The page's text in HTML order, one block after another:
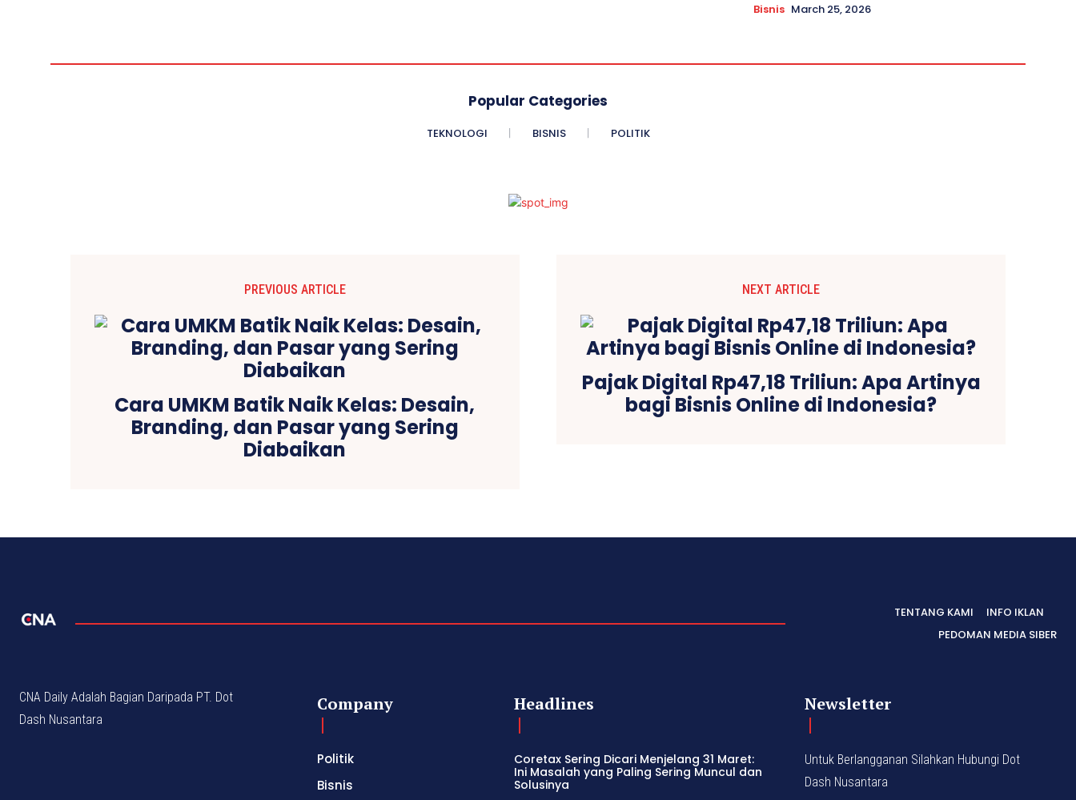
Bisnis March 25, 2026
Popular Categories
TEKNOLOGI BISNIS POLITIK
PREVIOUS ARTICLE
Cara UMKM Batik Naik Kelas: Desain,
Branding, dan Pasar yang Sering
Diabaikan
NEXT ARTICLE
Pajak Digital Rp47,18 Triliun: Apa Artinya
bagi Bisnis Online di Indonesia?
TENTANG KAMI
INFO IKLAN
PEDOMAN MEDIA SIBER
CNA Daily Adalah Bagian Daripada PT. Dot
Dash Nusantara
Company
Politik
Bisnis
Headlines
Coretax Sering Dicari Menjelang 31 Maret:
Ini Masalah yang Paling Sering Muncul dan
Solusinya
Newsletter
Untuk Berlangganan Silahkan Hubungi Dot
Dash Nusantara